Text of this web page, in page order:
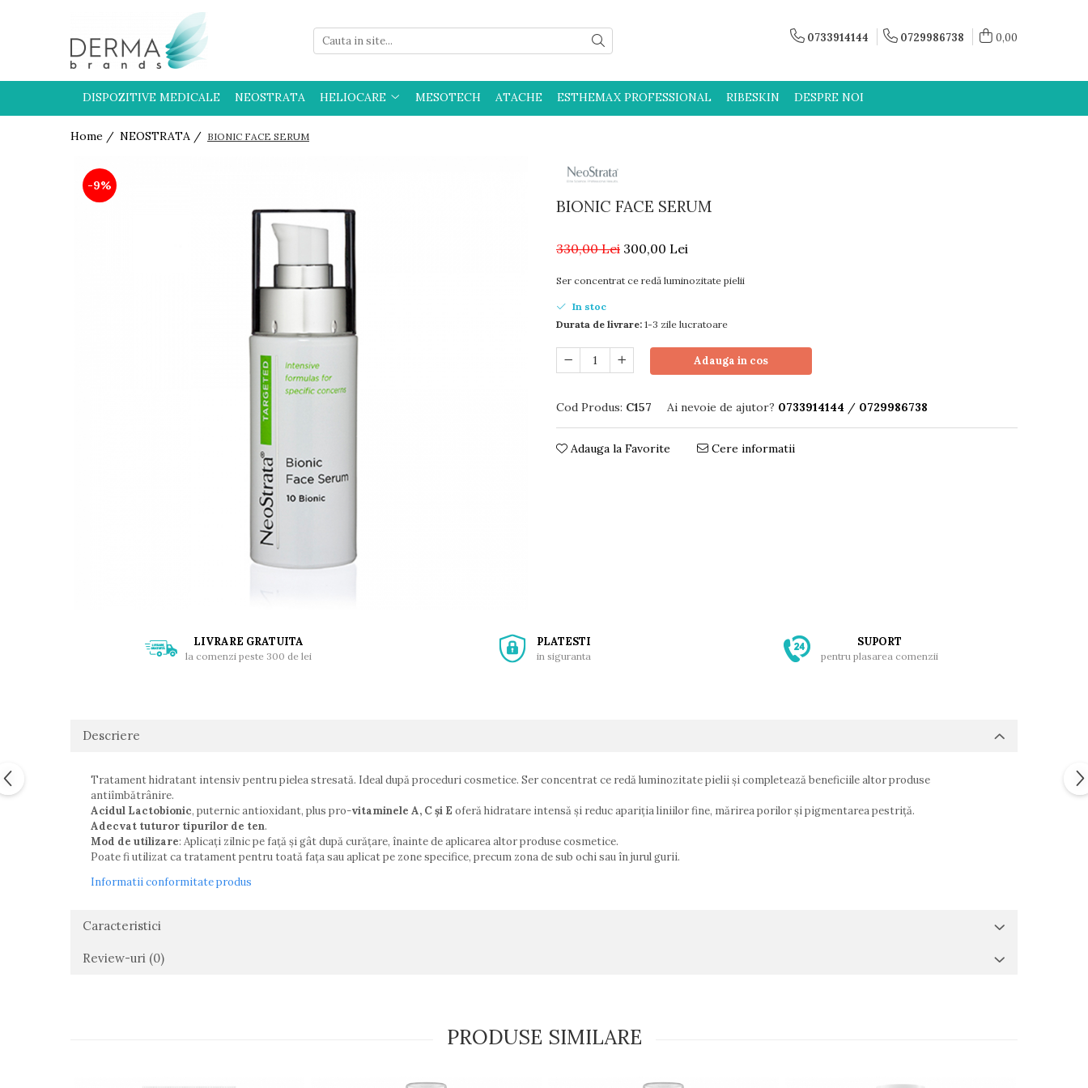
HELIOCARE
SOLARA 50+ PENTRU COPII
0733914144 0729986738 0,00
DISPOZITIVE MEDICALE NEOSTRATA HELIOCARE MESOTECH ATACHE ESTHEMAX PROFESSIONAL RIBESKIN DESPRE NOI
Home / NEOSTRATA / BIONIC FACE SERUM
BIONIC FACE SERUM
-9%
330,00 Lei 300,00 Lei
Ser concentrat ce redă luminozitate pielii
In stoc
Durata de livrare: 1-3 zile lucratoare
Adauga in cos
Cod Produs: C157 Ai nevoie de ajutor? 0733914144 / 0729986738
Adauga la Favorite Cere informatii
LIVRARE GRATUITA
la comenzi peste 300 de lei
PLATESTI
in siguranta
SUPORT
pentru plasarea comenzii
Descriere
Tratament hidratant intensiv pentru pielea stresată. Ideal după proceduri cosmetice. Ser concentrat ce redă luminozitate pielii și completează beneficiile altor produse
antiîmbătrânire.
Acidul Lactobionic, puternic antioxidant, plus pro-vitaminele A, C și E oferă hidratare intensă și reduc apariția liniilor fine, mărirea porilor și pigmentarea pestriță.
Adecvat tuturor tipurilor de ten.
Mod de utilizare: Aplicați zilnic pe față și gât după curățare, înainte de aplicarea altor produse cosmetice.
Poate fi utilizat ca tratament pentru toată fața sau aplicat pe zone specifice, precum zona de sub ochi sau în jurul gurii.
Informatii conformitate produs
Caracteristici
Review-uri (0)
PRODUSE SIMILARE